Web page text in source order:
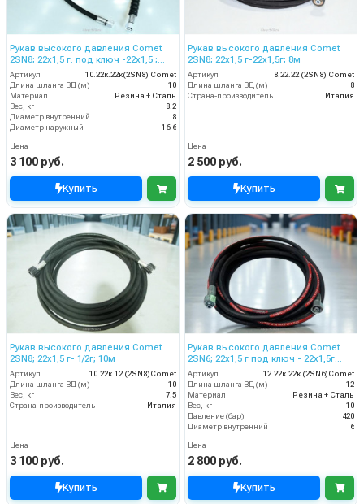
Рукав высокого давления Comet
2SN8; 22х1,5 г. под ключ -22х1,5 ;
10м
Артикул
10.22к.22к(2SN8) Comet
Длина шланга ВД (м)
10
Материал
Резина + Сталь
Вес, кг
8.2
Диаметр внутренний
8
Диаметр наружный
16.6
Цена
3 100 руб.
Купить
Рукав высокого давления Comet
2SN8; 22х1,5 г-22х1,5г; 8м
Артикул
8.22.22 (2SN8) Comet
Длина шланга ВД (м)
8
Страна-производитель
Италия
Цена
2 500 руб.
Купить
Рукав высокого давления Comet
2SN8; 22х1,5 г- 1/2г; 10м
Артикул
10.22к.12 (2SN8)Comet
Длина шланга ВД (м)
10
Вес, кг
7.5
Страна-производитель
Италия
Цена
3 100 руб.
Купить
Рукав высокого давления Comet
2SN6; 22х1,5 г под ключ - 22х1,5г
ключ; 12м + защита
Артикул
12.22к.22к (2SN6)Comet
Длина шланга ВД (м)
12
Материал
Резина + Сталь
Вес, кг
10
Давление (бар)
420
Диаметр внутренний
6
Цена
2 800 руб.
Купить